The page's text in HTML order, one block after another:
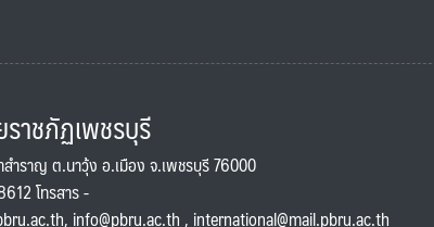
าชภัฏเพชรบุรี
ำราญ ต.นาวุ้ง อ.เมือง จ.เพชรบุรี 76000
โทรสาร -
, info@pbru.ac.th, international@mail.pbru.ac.th